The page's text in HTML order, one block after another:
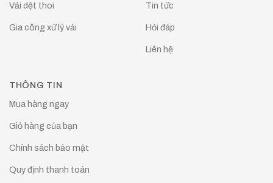
Vải dệt thoi
Gia công xử lý vải
Tin tức
Hỏi đáp
Liên hệ
THÔNG TIN
Mua hàng ngay
Giỏ hàng của bạn
Chính sách bảo mật
Quy định thanh toán